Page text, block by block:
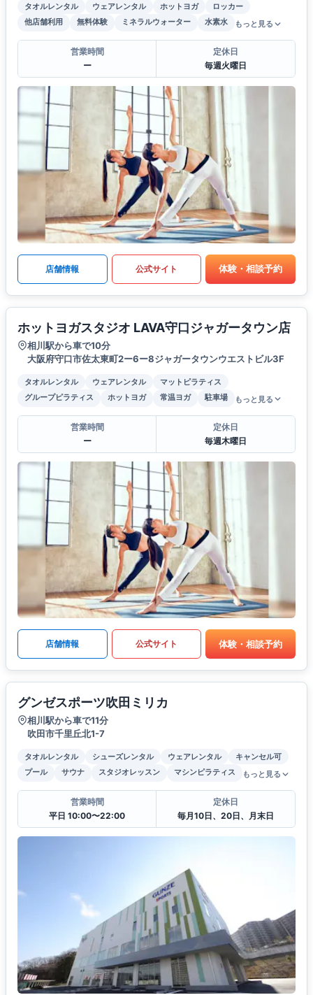
タオルレンタル ウェアレンタル ホットヨガ
ロッカー
他店舗利用
無料体験 ミネラルウォーター 水素水 もっと見る
営業時間
ー
定休日
毎週火曜日
店舗情報 公式サイト 体験・相談予約
ホットヨガスタジオ LAVA守口ジャガータウン店
相川駅から車で10分
大阪府守口市佐太東町2ー6ー8ジャガータウンウエストビル3F
タオルレンタル ウェアレンタル
マットピラティス
グループピラティス
ホットヨガ 常温ヨガ 駐車場 もっと見る
営業時間
ー
定休日
毎週木曜日
店舗情報 公式サイト 体験・相談予約
グンゼスポーツ吹田ミリカ
相川駅から車で11分
吹田市千里丘北1-7
タオルレンタル シューズレンタル ウェアレンタル
キャンセル可
プール
サウナ スタジオレッスン マシンピラティス もっと見る
営業時間
平日 10:00〜22:00
定休日
毎月10日、20日、月末日